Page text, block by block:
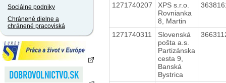
Sociálne podniky
Chránené dielne a
chránené pracoviská
1271740207
XPS s.r.o.
Rovnianka
8, Martin
1271740311
Slovenská
pošta a.s.
Partizánska
cesta 9,
Banská
Bystrica